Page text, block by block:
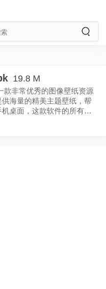
19.8 M
款非常优秀的图像壁纸资源
海量的精美主题壁纸，帮
桌面，这款软件的所有资
。（去广告）